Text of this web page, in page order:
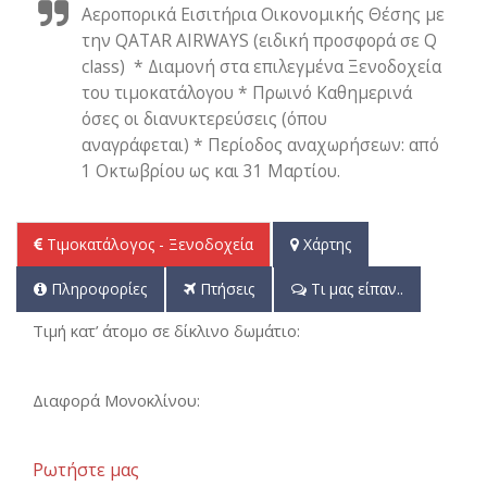
Αεροπορικά Εισιτήρια Οικονομικής Θέσης με
την QATAR AIRWAYS (ειδική προσφορά σε Q
class) * Διαμονή στα επιλεγμένα Ξενοδοχεία
του τιμοκατάλογου * Πρωινό Καθημερινά
όσες οι διανυκτερεύσεις (όπου
αναγράφεται) * Περίοδος αναχωρήσεων: από
1 Οκτωβρίου ως και 31 Μαρτίου.
Τιμοκατάλογος - Ξενοδοχεία Χάρτης
Πληροφορίες Πτήσεις Τι μας είπαν..
Τιμή κατ’ άτομο σε δίκλινο δωμάτιο:
Διαφορά Μονοκλίνου:
Ρωτήστε μας